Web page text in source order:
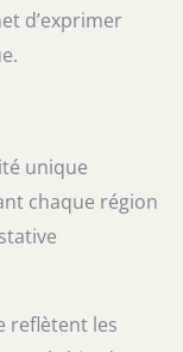
d’exprimer
unique
chaque région
reflètent les